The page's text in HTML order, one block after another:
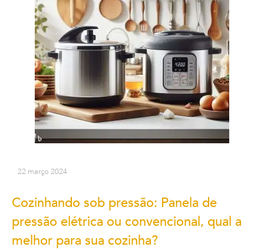
22 março 2024
Cozinhando sob pressão: Panela de
pressão elétrica ou convencional, qual a
melhor para sua cozinha?